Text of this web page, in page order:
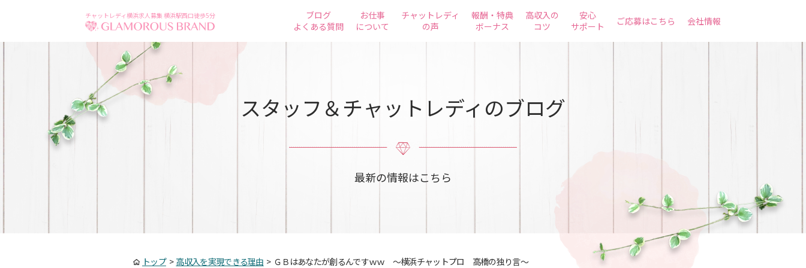
チャットレディ横浜求人募集 横浜駅西口徒歩5分
ブログ
よくある質問
お仕事
について
チャットレディ
の声
報酬・特典
ボーナス
高収入の
コツ
安心
サポート
ご応募はこちら 会社情報
スタッフ＆チャットレディのブログ
最新の情報はこちら
トップ> 高収入を実現できる理由 > ＧＢはあなたが創るんですｗｗ ～横浜チャットプロ 高橋の独り言～